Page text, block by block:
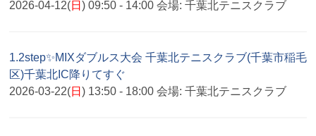
2026-04-12(日 ) 09:50 - 14:00会場: 千葉北テニスクラブ
1.2step✨MIXダブルス大会 千葉北テニスクラブ(千葉市稲毛
区)千葉北IC降りてすぐ
2026-03-22(日 ) 13:50 - 18:00会場: 千葉北テニスクラブ